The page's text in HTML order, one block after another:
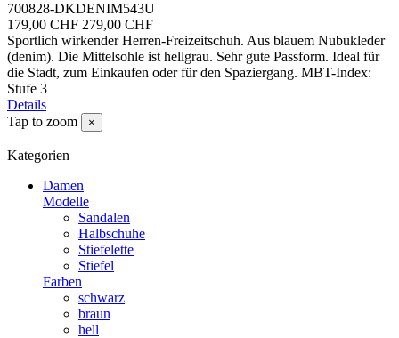
700828-DKDENIM543U
179,00 CHF 279,00 CHF
Sportlich wirkender Herren-Freizeitschuh. Aus blauem Nubukleder
(denim). Die Mittelsohle ist hellgrau. Sehr gute Passform. Ideal für
die Stadt, zum Einkaufen oder für den Spaziergang. MBT-Index:
Stufe 3
Details
Tap to zoom
×
Kategorien
Damen
Modelle
Sandalen
Halbschuhe
Stiefelette
Stiefel
Farben
schwarz
braun
hell